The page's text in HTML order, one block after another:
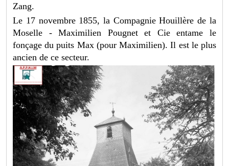
Zang.
Le 17 novembre 1855, la Compagnie Houillère de la
Moselle - Maximilien Pougnet et Cie entame le
fonçage du puits Max (pour Maximilien). Il est le plus
ancien de ce secteur.